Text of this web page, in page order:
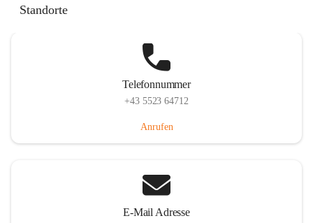
Standorte
Telefonnummer
+43 5523 64712
Anrufen
E-Mail Adresse